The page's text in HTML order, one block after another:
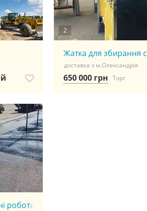
отворот в Киеве, гадание,
2
Жатка для збирання
доставка з м.Олександрія
650 000 грн Торг
роботи